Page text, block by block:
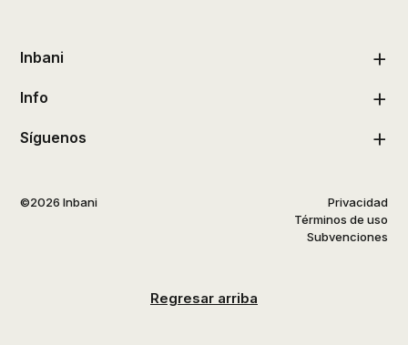
Inbani
Info
Síguenos
©2026 Inbani
Privacidad
Términos de uso
Subvenciones
Regresar arriba